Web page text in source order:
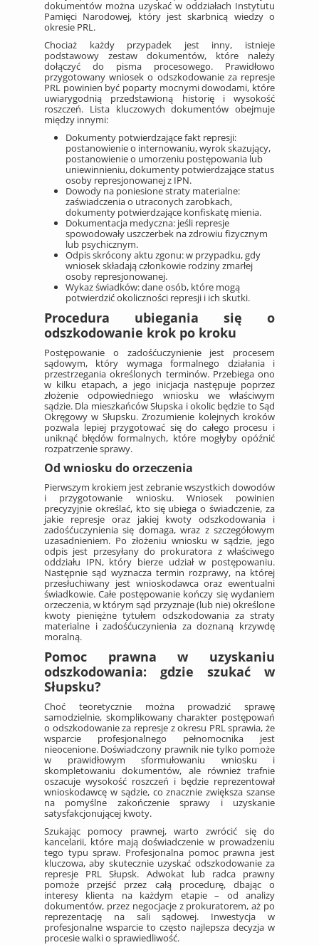
dokumentów można uzyskać w oddziałach Instytutu
Pamięci Narodowej, który jest skarbnicą wiedzy o
okresie PRL.
Chociaż każdy przypadek jest inny, istnieje
podstawowy zestaw dokumentów, które należy
dołączyć do pisma procesowego. Prawidłowo
przygotowany wniosek o odszkodowanie za represje
PRL powinien być poparty mocnymi dowodami, które
uwiarygodnią przedstawioną historię i wysokość
roszczeń. Lista kluczowych dokumentów obejmuje
między innymi:
Dokumenty potwierdzające fakt represji:
postanowienie o internowaniu, wyrok skazujący,
postanowienie o umorzeniu postępowania lub
uniewinnieniu, dokumenty potwierdzające status
osoby represjonowanej z IPN.
Dowody na poniesione straty materialne:
zaświadczenia o utraconych zarobkach,
dokumenty potwierdzające konfiskatę mienia.
Dokumentacja medyczna: jeśli represje
spowodowały uszczerbek na zdrowiu fizycznym
lub psychicznym.
Odpis skrócony aktu zgonu: w przypadku, gdy
wniosek składają członkowie rodziny zmarłej
osoby represjonowanej.
Wykaz świadków: dane osób, które mogą
potwierdzić okoliczności represji i ich skutki.
Procedura ubiegania się o
odszkodowanie krok po kroku
Postępowanie o zadośćuczynienie jest procesem
sądowym, który wymaga formalnego działania i
przestrzegania określonych terminów. Przebiega ono
w kilku etapach, a jego inicjacja następuje poprzez
złożenie odpowiedniego wniosku we właściwym
sądzie. Dla mieszkańców Słupska i okolic będzie to Sąd
Okręgowy w Słupsku. Zrozumienie kolejnych kroków
pozwala lepiej przygotować się do całego procesu i
uniknąć błędów formalnych, które mogłyby opóźnić
rozpatrzenie sprawy.
Od wniosku do orzeczenia
Pierwszym krokiem jest zebranie wszystkich dowodów
i przygotowanie wniosku. Wniosek powinien
precyzyjnie określać, kto się ubiega o świadczenie, za
jakie represje oraz jakiej kwoty odszkodowania i
zadośćuczynienia się domaga, wraz z szczegółowym
uzasadnieniem. Po złożeniu wniosku w sądzie, jego
odpis jest przesyłany do prokuratora z właściwego
oddziału IPN, który bierze udział w postępowaniu.
Następnie sąd wyznacza termin rozprawy, na której
przesłuchiwany jest wnioskodawca oraz ewentualni
świadkowie. Całe postępowanie kończy się wydaniem
orzeczenia, w którym sąd przyznaje (lub nie) określone
kwoty pieniężne tytułem odszkodowania za straty
materialne i zadośćuczynienia za doznaną krzywdę
moralną.
Pomoc prawna w uzyskaniu
odszkodowania: gdzie szukać w
Słupsku?
Choć teoretycznie można prowadzić sprawę
samodzielnie, skomplikowany charakter postępowań
o odszkodowanie za represje z okresu PRL sprawia, że
wsparcie profesjonalnego pełnomocnika jest
nieocenione. Doświadczony prawnik nie tylko pomoże
w prawidłowym sformułowaniu wniosku i
skompletowaniu dokumentów, ale również trafnie
oszacuje wysokość roszczeń i będzie reprezentował
wnioskodawcę w sądzie, co znacznie zwiększa szanse
na pomyślne zakończenie sprawy i uzyskanie
satysfakcjonującej kwoty.
Szukając pomocy prawnej, warto zwrócić się do
kancelarii, które mają doświadczenie w prowadzeniu
tego typu spraw. Profesjonalna pomoc prawna jest
kluczowa, aby skutecznie uzyskać odszkodowanie za
represje PRL Słupsk. Adwokat lub radca prawny
pomoże przejść przez całą procedurę, dbając o
interesy klienta na każdym etapie – od analizy
dokumentów, przez negocjacje z prokuratorem, aż po
reprezentację na sali sądowej. Inwestycja w
profesjonalne wsparcie to często najlepsza decyzja w
procesie walki o sprawiedliwość.